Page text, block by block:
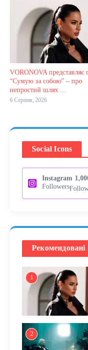
VORONOVA представляє
“Сумую за собою” – про
непростий шлях ...
6 Серпня, 2026
Social Icons
Instagram
Followers
Рекомендовані
1
2